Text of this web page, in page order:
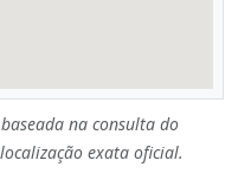
na consulta do
exata oficial.